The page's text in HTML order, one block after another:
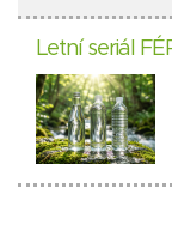
Letní seriál